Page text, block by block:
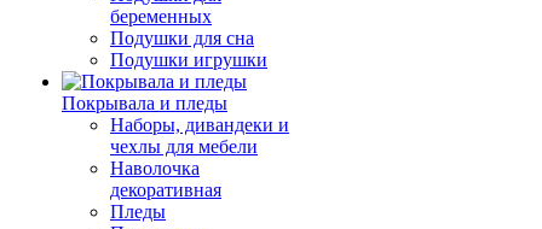
беременных
Подушки для сна
Подушки игрушки
Покрывала и пледы
Наборы, дивандеки и
чехлы для мебели
Наволочка
декоративная
Пледы